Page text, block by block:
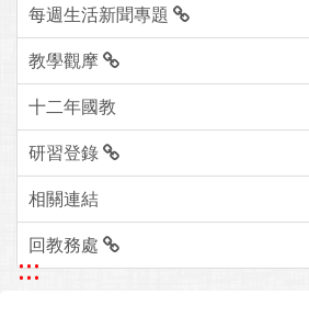
每週生活新聞專題
教學觀摩
十二年國教
研習登錄
相關連結
回教務處
:::